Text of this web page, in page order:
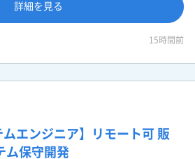
詳細を見る
15時間前
エンジニア】リモート可 販
ム保守開発